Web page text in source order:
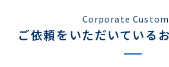
Corporate
ご依頼をいただいている